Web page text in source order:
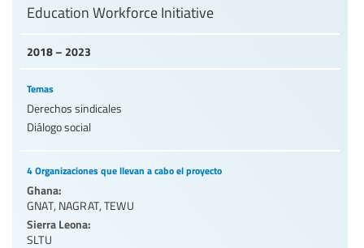
2018 – 2023
Education Workforce Initiative
Temas
Derechos sindicales
Diálogo social
4 Organizaciones que llevan a cabo el proyecto
Ghana:
GNAT, NAGRAT,TEWU
Sierra Leona:
SLTU